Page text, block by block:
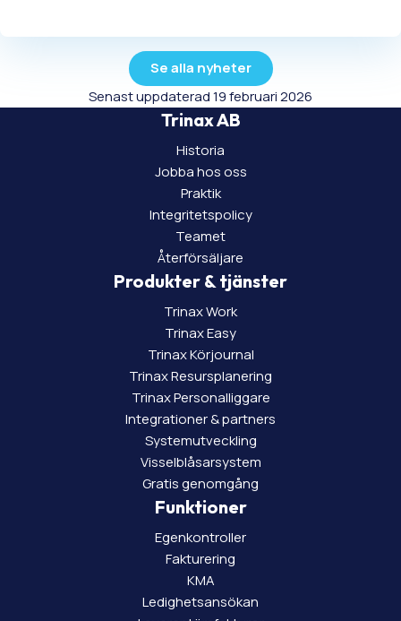
Se alla nyheter
Senast uppdaterad 19 februari 2026
Trinax AB
Historia
Jobba hos oss
Praktik
Integritetspolicy
Teamet
Återförsäljare
Produkter & tjänster
Trinax Work
Trinax Easy
Trinax Körjournal
Trinax Resursplanering
Trinax Personalliggare
Integrationer & partners
Systemutveckling
Visselblåsarsystem
Gratis genomgång
Funktioner
Egenkontroller
Fakturering
KMA
Ledighetsansökan